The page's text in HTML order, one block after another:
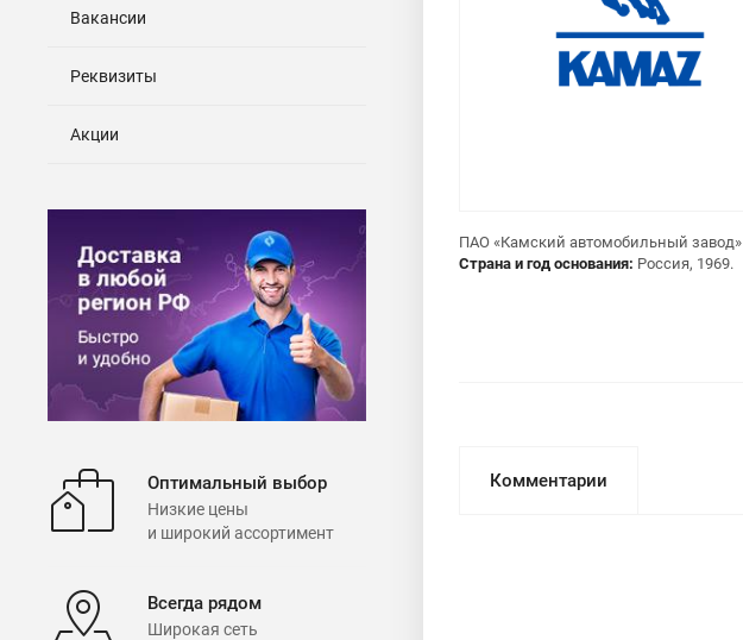
ПАО «Камский автомобильный завод»
Страна и год основания: Россия, 1969.
Комментарии
Вакансии
Реквизиты
Акции
Оптимальный выбор
Низкие цены
и широкий ассортимент
Всегда рядом
Широкая сеть